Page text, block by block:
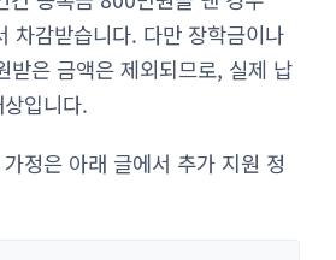
차감받습니다. 다만 장학금이나
받은 금액은 제외되므로, 실제 납
입니다.
정은 아래 글에서 추가 지원 정